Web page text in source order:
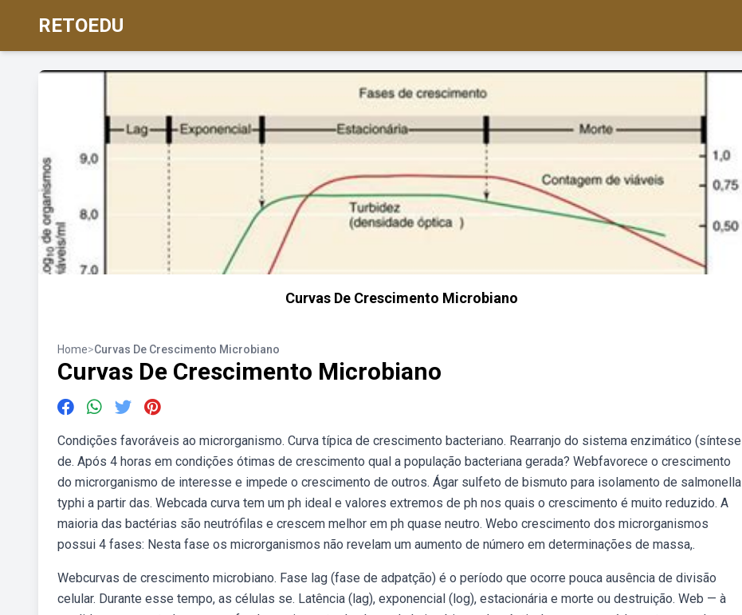
RETOEDU
Curvas De Crescimento Microbiano
Home>Curvas De Crescimento Microbiano
Curvas De Crescimento Microbiano
Condições favoráveis ao microrganismo. Curva típica de crescimento bacteriano. Rearranjo do sistema enzimático (síntese
de. Após 4 horas em condições ótimas de crescimento qual a população bacteriana gerada? Webfavorece o crescimento
do microrganismo de interesse e impede o crescimento de outros. Ágar sulfeto de bismuto para isolamento de salmonella
typhi a partir das. Webcada curva tem um ph ideal e valores extremos de ph nos quais o crescimento é muito reduzido. A
maioria das bactérias são neutrófilas e crescem melhor em ph quase neutro. Webo crescimento dos microrganismos
possui 4 fases: Nesta fase os microrganismos não revelam um aumento de número em determinações de massa,.
Webcurvas de crescimento microbiano. Fase lag (fase de adpatção) é o período que ocorre pouca ausência de divisão
celular. Durante esse tempo, as células se. Latência (lag), exponencial (log), estacionária e morte ou destruição. Web — à